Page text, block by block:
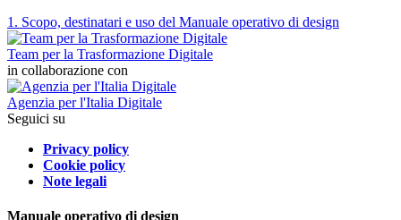
1. Scopo, destinatari e uso del Manuale operativo di design
Team per la Trasformazione Digitale
in collaborazione con
Agenzia per l'Italia Digitale
Seguici su
Privacy policy
Cookie policy
Note legali
Manuale operativo di design